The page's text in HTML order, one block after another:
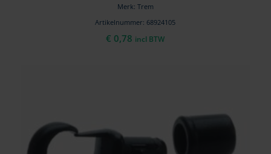
Merk: Trem
Artikelnummer: 68924105
€ 0,78 incl BTW